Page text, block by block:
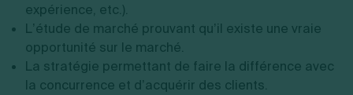
expérience, etc.).
L’étude de marché prouvant qu’il existe une vraie
opportunité sur le marché.
La stratégie permettant de faire la différence avec
la concurrence et d’acquérir des clients.